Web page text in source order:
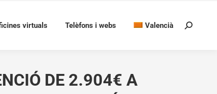
virtuals Telèfons i webs Valencià Search:
DE 2.904€ A